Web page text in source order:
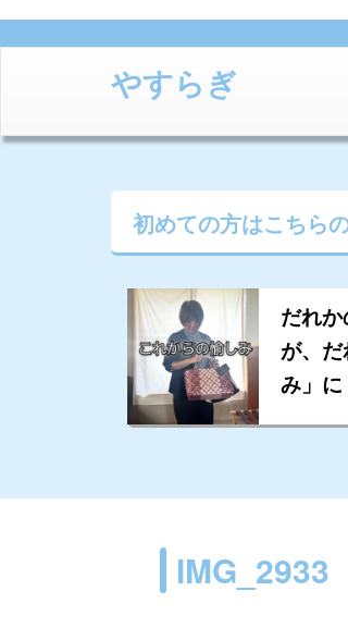
やすらぎ
初めての方はこちら
だれか
が、
み」に
IMG_2933